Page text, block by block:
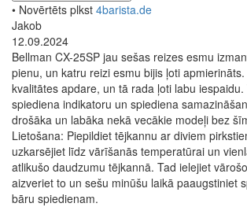
• Novērtēts plkst 4barista.de
Jakob
12.09.2024
Bellman CX-25SP jau sešas reizes esmu
pienu, un katru reizi esmu bijis ļoti
kvalitātes apdare, un tā rada ļoti labu iespaidu.
spiediena indikatoru un spiediena
drošāka un labāka nekā vecākie modeļi bez
Lietošana: Piepildiet tējkannu ar diviem
uzkarsējiet līdz vārīšanās temperatūrai un
atlikušo daudzumu tējkannā. Tad ielejiet
aizveriet to un sešu minūšu laikā paaugstiniet
bāru spiedienam.